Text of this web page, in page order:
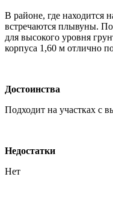
В районе, где находится
встречаются плывуны.
для высокого уровня
корпуса 1,60 м отлично
Достоинства
Подходит на участках с
Недостатки
Нет